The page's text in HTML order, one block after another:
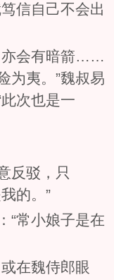
信自己不会出
亦会有暗箭……
为夷。”魏叔易
次也是一
反驳，只
的。”
“常小娘子是在
在魏侍郎眼